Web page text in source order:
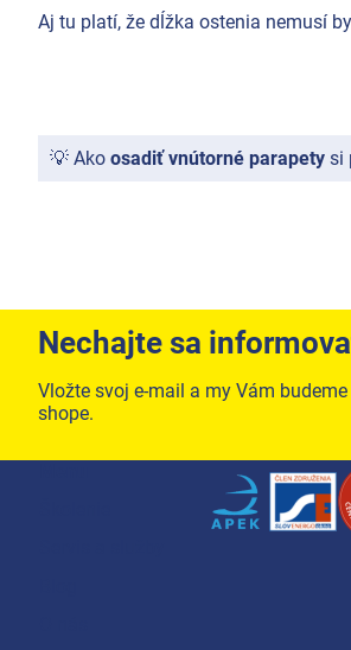
Aj tu platí, že dĺžka ostenia nemusí
💡 Ako osadiť vnútorné parapety si
Nechajte sa
Vložte svoj e-mail a my Vám
shope.